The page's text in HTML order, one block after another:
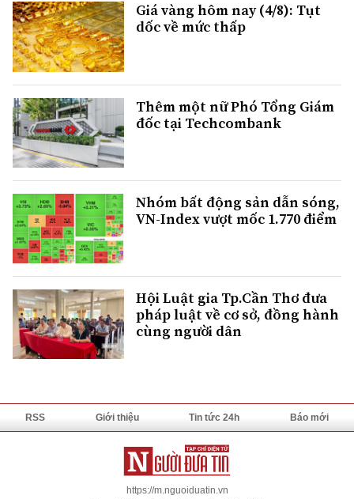
Giá vàng hôm nay (4/8): Tụt
dốc về mức thấp
Thêm một nữ Phó Tổng Giám
đốc tại Techcombank
Nhóm bất động sản dẫn sóng,
VN-Index vượt mốc 1.770 điểm
Hội Luật gia Tp.Cần Thơ đưa
pháp luật về cơ sở, đồng hành
cùng người dân
RSS Giới thiệu Tin tức 24h Báo mới
https://m.nguoiduatin.vn